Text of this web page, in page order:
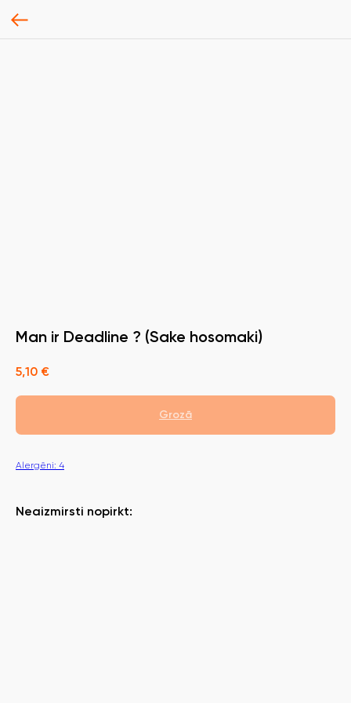
Man ir Deadline ? (Sake hosomaki)
5,10 €
Grozā
Alergēni: 4
Neaizmirsti nopirkt: